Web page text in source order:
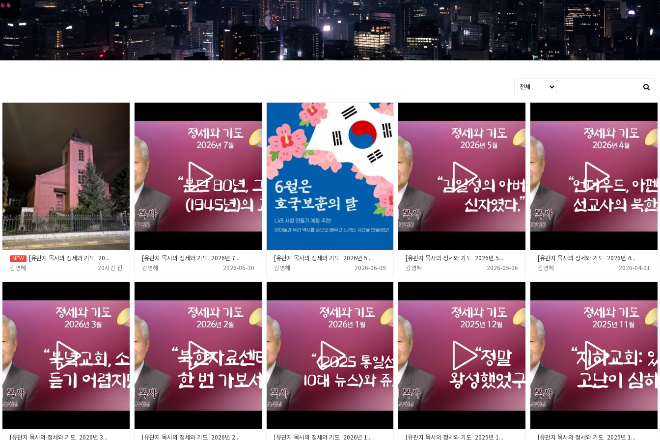
[유관지 목사의 정세와 기도_2026년 8월] “세 이야기”
김영혜
20시간 전
[유관지 목사의 정세와 기도_2026년 7월] “분단 80년, 그 해(1945년)의 교회”
김영혜
2026-06-30
[유관지 목사의 정세와 기도_2026년 5월] “6월, 이런 달입니다”
김영혜
2026-06-09
[유관지 목사의 정세와 기도_2026년 5월] “김일성의 아버지도 신자였다.”
김영혜
2026-05-06
[유관지 목사의 정세와 기도_2026년 4월] “언더우드, 아펜젤러 선교사의 북한 사랑”
김영혜
2026-04-01
[유관지 목사의 정세와 기도_2026년 3월] “북녘교회, 소식은 듣기 어렵지만….” [유관지 목사의 정세와 기도_2026년 2월] “북한자료센터에 한 번 가보세요” [유관지 목사의 정세와 기도_2026년 1월] “<2025 통일선교 10대 뉴스>와 쥬빌리” [유관지 목사의 정세와 기도_2025년 12월] “정말 왕성했었구나!” [유관지 목사의 정세와 기도_2025년 11월] “지하교회: 있다, 고난이 심하다”